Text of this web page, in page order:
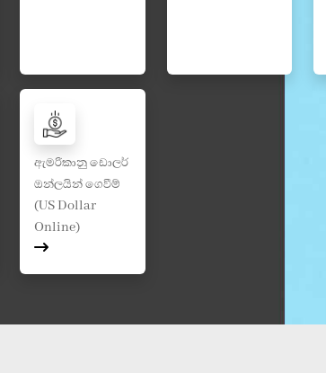
ඇමරිකානු ඩොලර්
ඔන්ලයින් ගෙවීම්
(US Dollar
Online)